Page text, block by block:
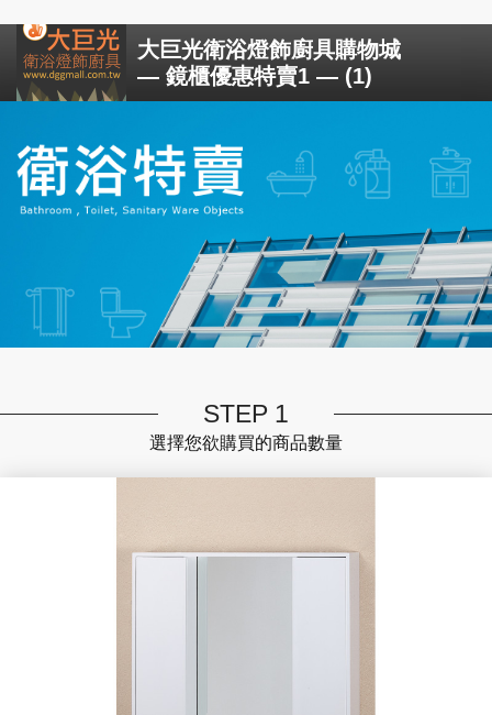
大巨光衛浴燈飾廚具購物城
— 鏡櫃優惠特賣1 — (1)
STEP 1
選擇您欲購買的商品數量